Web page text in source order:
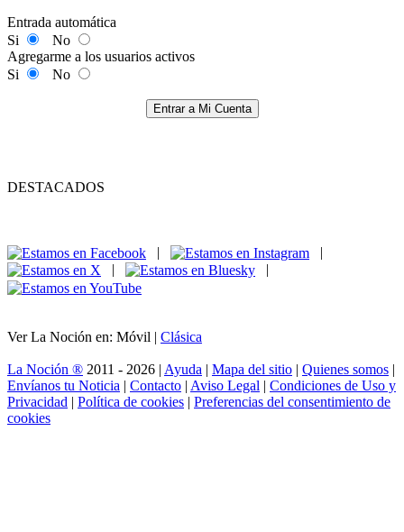
Entrada automática
Si
No
Agregarme a los usuarios activos
Si
No
Entrar a Mi Cuenta
DESTACADOS
|
|
|
|
Ver La Noción en: Móvil | Clásica
La Noción ® 2011 - 2026 | Ayuda | Mapa del sitio | Quienes somos |
Envíanos tu Noticia | Contacto | Aviso Legal | Condiciones de Uso y
Privacidad | Política de cookies | Preferencias del consentimiento de
cookies